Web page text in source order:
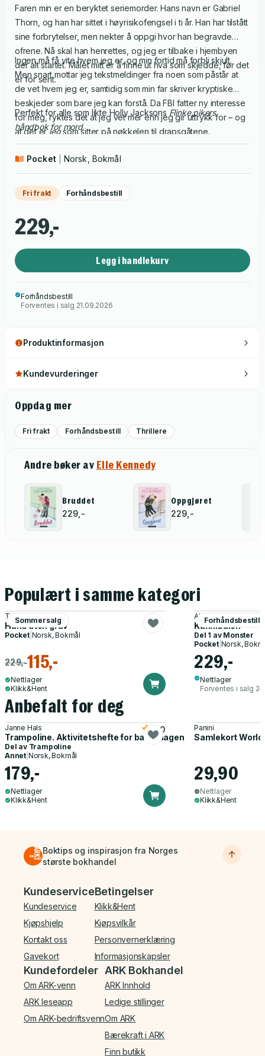
Faren min er en beryktet seriemorder. Hans navn er Gabriel
Thorn, og han har sittet i høyrisikofengsel i ti år. Han har tilstått
sine forbrytelser, men nekter å oppgi hvor han begravde
ofrene. Nå skal han henrettes, og jeg er tilbake i hjembyen
der alt startet. Målet mitt er å finne ut hva som skjedde, før det
er for sent.
Ingen må få vite hvem jeg er, og min fortid må forbli skjult.
Men snart mottar jeg tekstmeldinger fra noen som påstår at
de vet hvem jeg er, samtidig som min far skriver kryptiske
beskjeder som bare jeg kan forstå. Da FBI fatter ny interesse
for meg, ryktes det at jeg vet mer enn jeg gir uttrykk for – og
at det erjegsom sitter på nøkkelen til drapsgåtene.
Perfekt for alle som likte Holly Jacksons Flinke pikers
håndbok for mord.
Pocket Norsk, Bokmål
Fri frakt Forhåndsbestill
229,-
Legg i handlekurv
Forhåndsbestill
Forventes i salg 21.09.2026
Produktinformasjon
Kundevurderinger
Oppdag mer
Fri frakt Forhåndsbestill Thrillere
Andre bøker av Elle Kennedy
Bruddet
229,-
Oppgjøret
229,-
Populært i samme kategori
Sommersalg
Torkil Damhaug
Hund uten grav
Pocket| Norsk, Bokmål
229,-115,-
Nettlager
Klikk&Hent
Forhåndsbestill
Alexandra-Therese
Kannibalen
Del 1 av Monster
Pocket| Norsk,
229,-
Nettlager
Forventes i salg
Anbefalt for deg
Janne Hals
Trampoline. Aktivitetshefte for barnehagen
5.0
Del av Trampoline
Annet Norsk, Bokmål
179,-
Nettlager
Klikk&Hent
Panini
Samlekort
29,90
Nettlager
Klikk&Hent
Boktips og inspirasjon fra Norges
største bokhandel
Bunnmeny
Kundeservice
Kundeservice
Kjøpshjelp
Kontakt oss
Gavekort
Betingelser
Klikk&Hent
Kjøpsvilkår
Personvernerklæring
Informasjonskapsler
Kundefordeler
Om ARK-venn
ARK leseapp
Om ARK-bedriftsvenn
ARK Bokhandel
ARK Innhold
Ledige stillinger
Om ARK
Bærekraft i ARK
Finn butikk